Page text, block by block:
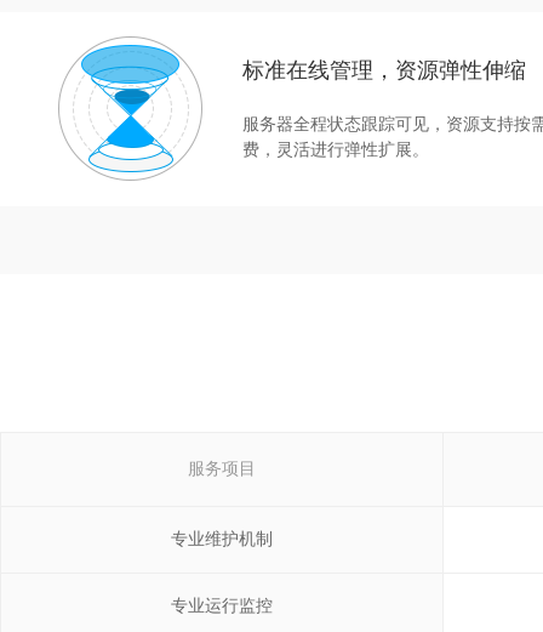
标准在线管理，资源弹性伸缩
服务器全程状态跟踪可见，资源支持按
费，灵活进行弹性扩展。
服务项目
专业维护机制
专业运行监控